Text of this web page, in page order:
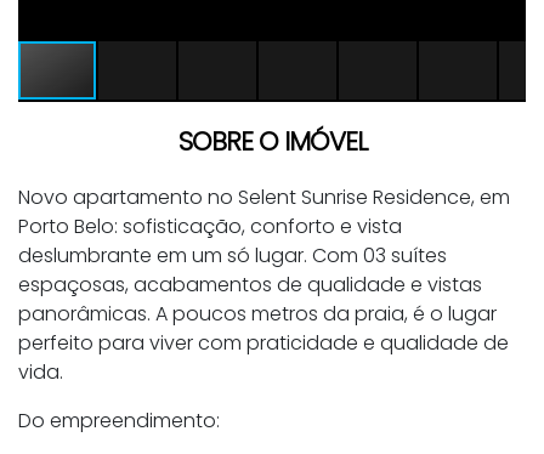
SOBRE O IMÓVEL
Novo apartamento no Selent Sunrise Residence, em
Porto Belo: sofisticação, conforto e vista
deslumbrante em um só lugar. Com 03 suítes
espaçosas, acabamentos de qualidade e vistas
panorâmicas. A poucos metros da praia, é o lugar
perfeito para viver com praticidade e qualidade de
vida.
Do empreendimento: